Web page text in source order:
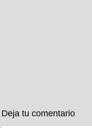
Deja tu comentario